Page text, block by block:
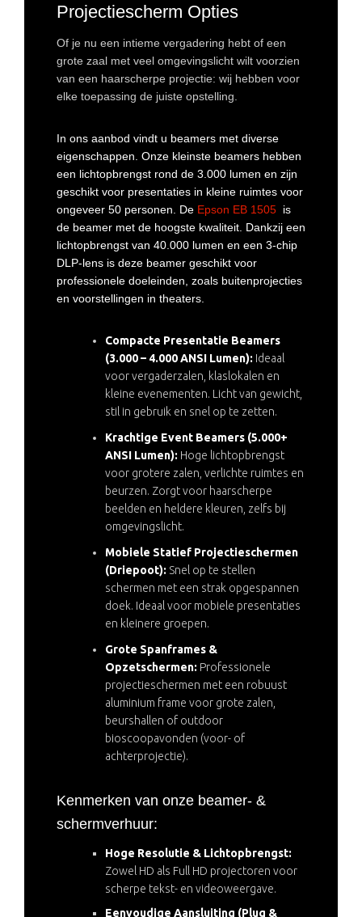
Projectiescherm Opties
Of je nu een intieme vergadering hebt of een
grote zaal met veel omgevingslicht wilt voorzien
van een haarscherpe projectie: wij hebben voor
elke toepassing de juiste opstelling.
In ons aanbod vindt u beamers met diverse
eigenschappen. Onze kleinste beamers hebben
een lichtopbrengst rond de 3.000 lumen en zijn
geschikt voor presentaties in kleine ruimtes voor
ongeveer 50 personen. De Epson EB 1505 is
de beamer met de hoogste kwaliteit. Dankzij een
lichtopbrengst van 40.000 lumen en een 3-chip
DLP-lens is deze beamer geschikt voor
professionele doeleinden, zoals buitenprojecties
en voorstellingen in theaters.
Compacte Presentatie Beamers
(3.000 – 4.000 ANSI Lumen): Ideaal
voor vergaderzalen, klaslokalen en
kleine evenementen. Licht van gewicht,
stil in gebruik en snel op te zetten.
Krachtige Event Beamers (5.000+
ANSI Lumen): Hoge lichtopbrengst
voor grotere zalen, verlichte ruimtes en
beurzen. Zorgt voor haarscherpe
beelden en heldere kleuren, zelfs bij
omgevingslicht.
Mobiele Statief Projectieschermen
(Driepoot): Snel op te stellen
schermen met een strak opgespannen
doek. Ideaal voor mobiele presentaties
en kleinere groepen.
Grote Spanframes &
Opzetschermen: Professionele
projectieschermen met een robuust
aluminium frame voor grote zalen,
beurshallen of outdoor
bioscoopavonden (voor- of
achterprojectie).
Kenmerken van onze beamer- &
schermverhuur:
Hoge Resolutie & Lichtopbrengst:
Zowel HD als Full HD projectoren voor
scherpe tekst- en videoweergave.
Eenvoudige Aansluiting (Plug &